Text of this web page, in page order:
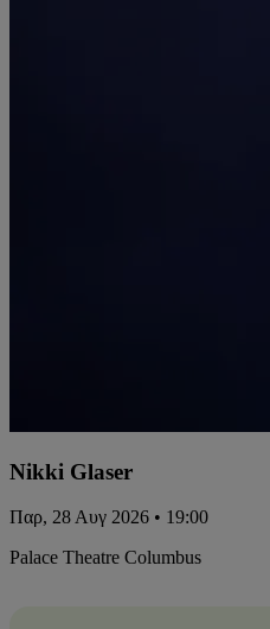
Nikki Glaser
Παρ, 28 Αυγ 2026 • 19:00
Palace Theatre Columbus